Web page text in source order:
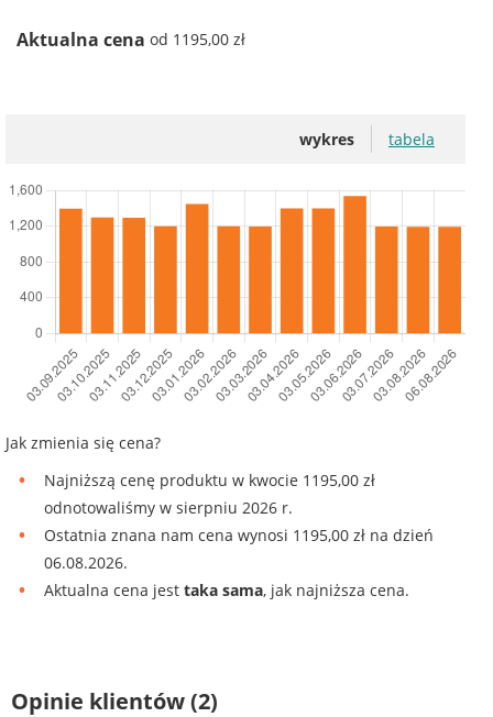
Aktualna cena od 1195,00 zł
wykres tabela
Jak zmienia się cena?
Najniższą cenę produktu w kwocie 1195,00 zł
odnotowaliśmy w sierpniu 2026 r.
Ostatnia znana nam cena wynosi 1195,00 zł na dzień
06.08.2026.
Aktualna cena jest taka sama, jak najniższa cena.
Opinie klientów (2)